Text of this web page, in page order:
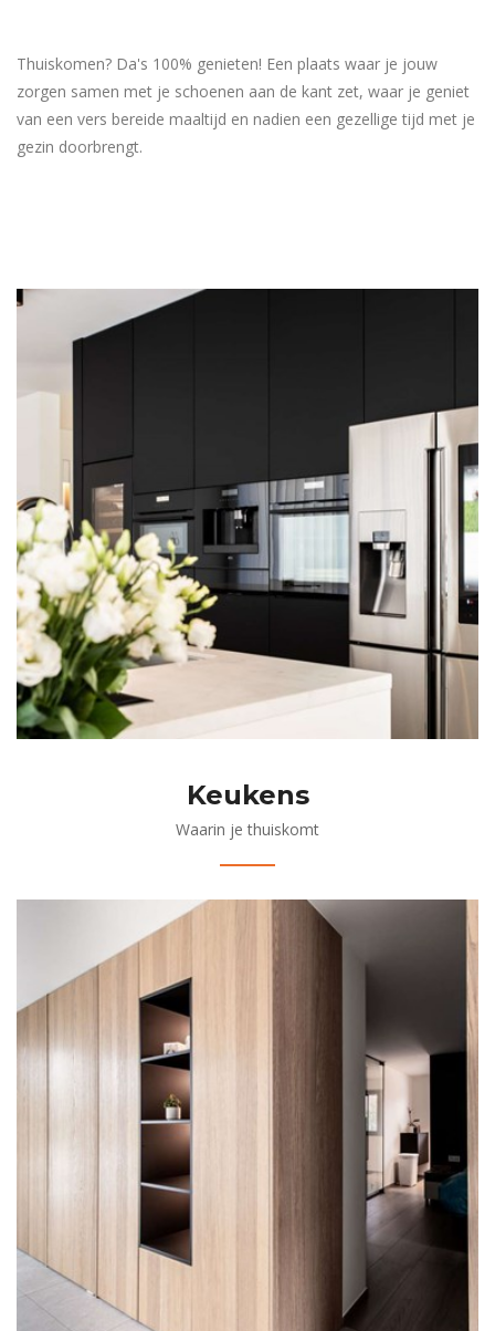
Thuiskomen? Da's 100% genieten! Een plaats waar je jouw
zorgen samen met je schoenen aan de kant zet, waar je geniet
van een vers bereide maaltijd en nadien een gezellige tijd met je
gezin doorbrengt.
Keukens
Waarin je thuiskomt